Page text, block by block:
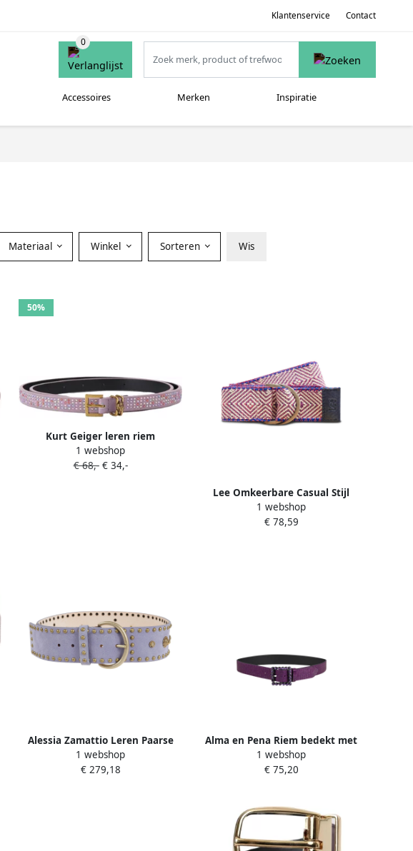
Klantenservice Contact
Accessoires Merken Inspiratie
Materiaal Winkel Sorteren Wis
50%
Kurt Geiger leren riem
Shoreditch met strass lila
1 webshop
€ 68,-€ 34,-
Lee Omkeerbare Casual Stijl
Stoffen Riem Purple Dames
1 webshop
€ 78,59
Alessia Zamattio Leren Paarse
Riem Gemaakt in Italië Purple
Dames
1 webshop
€ 279,18
Alma en Pena Riem bedekt met
strass Purple Dames
1 webshop
€ 75,20